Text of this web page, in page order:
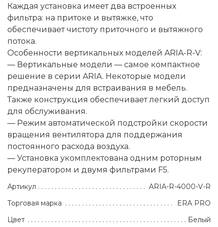
Каждая установка имеет два встроенных
фильтра: на притоке и вытяжке, что
обеспечивает чистоту приточного и вытяжного
потока.
Особенности вертикальных моделей ARIA-R-V:
— Вертикальные модели — самое компактное
решение в серии ARIA. Некоторые модели
предназначены для встраивания в мебель.
Также конструкция обеспечивает легкий доступ
для обслуживания.
— Режим автоматической подстройки скорости
вращения вентилятора для поддержания
постоянного расхода воздуха.
— Установка укомплектована одним роторным
рекуператором и двумя фильтрами F5.
Артикул
ARIA-R-4000-V-R
Торговая марка
ERA PRO
Цвет
Белый